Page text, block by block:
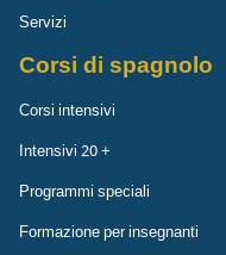
Servizi
Corsi di spagnolo
Corsi intensivi
Intensivi 20 +
Programmi speciali
Formazione per insegnanti